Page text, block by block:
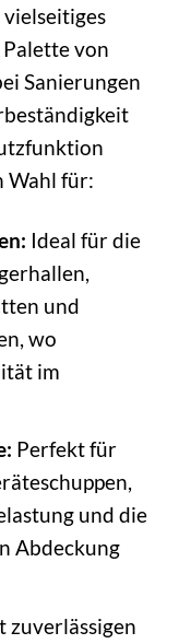
von
Sanierungen
Wahl für:
Ideal für die
und
wo
im
Perfekt für
und die
Abdeckung
zuverlässigen